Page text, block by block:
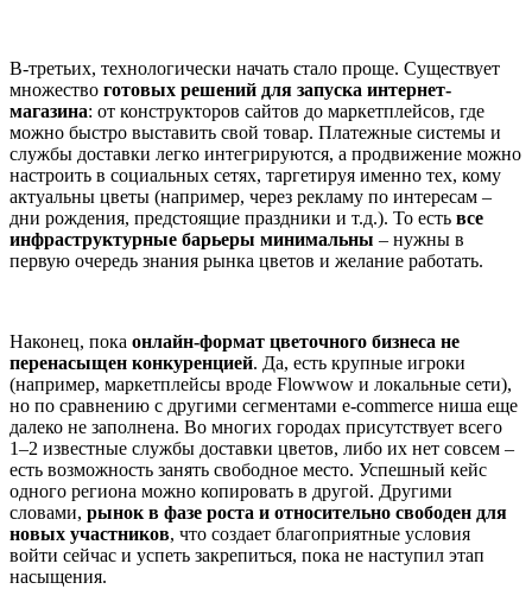
В-третьих, технологически начать стало проще. Существует
множество готовых решений для запуска интернет-
магазина: от конструкторов сайтов до маркетплейсов, где
можно быстро выставить свой товар. Платежные системы и
службы доставки легко интегрируются, а продвижение можно
настроить в социальных сетях, таргетируя именно тех, кому
актуальны цветы (например, через рекламу по интересам –
дни рождения, предстоящие праздники и т.д.). То есть все
инфраструктурные барьеры минимальны – нужны в
первую очередь знания рынка цветов и желание работать.
Наконец, пока онлайн-формат цветочного бизнеса не
перенасыщен конкуренцией. Да, есть крупные игроки
(например, маркетплейсы вроде Flowwow и локальные сети),
но по сравнению с другими сегментами e-commerce ниша еще
далеко не заполнена. Во многих городах присутствует всего
1–2 известные службы доставки цветов, либо их нет совсем –
есть возможность занять свободное место. Успешный кейс
одного региона можно копировать в другой. Другими
словами, рынок в фазе роста и относительно свободен для
новых участников, что создает благоприятные условия
войти сейчас и успеть закрепиться, пока не наступил этап
насыщения.